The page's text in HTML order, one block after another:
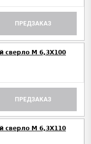
ПРЕДЗАКАЗ
сверло М 6,3Х100
ПРЕДЗАКАЗ
сверло М 6,3Х110